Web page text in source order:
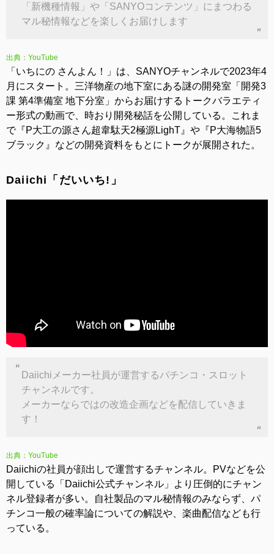
「新機種情報」や「SANYOコンテンツ」にまつわる
マル秘情報などを楽しくお届けします
出典：YouTube
「いちにの さんよん！」は、SANYOチャンネルで2023年4
月にスタート。三洋物産の地下室にある謎の開発室「開発3
課 第4準備室 地下分室」からお届けするトークバラエティ
ー形式の動画で、時おり開発秘話を公開している。これま
で『P大工の源さん超韋駄天2極源LighT』や『P大海物語5
ブラック』などの開発資料をもとにトークが展開された。
Daiichi「だいいち!」
Daiichiメーカー社員が運営するパチンコ・スロット
チャンネルです。
メーカーならではの改造企画などを配信していきま
す！
出典：YouTube
Daiichiの社員が顔出しで運営するチャンネル。PVなどを公
開している「Daiichi公式チャンネル」より圧倒的にチャン
ネル登録者が多い。自社製品のマル秘情報のみならず、パ
チンコ一般の確率論についての解説や、楽曲配信なども行
っている。